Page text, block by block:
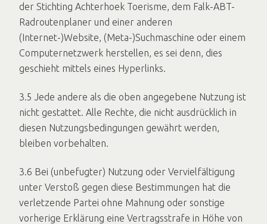
der Stichting Achterhoek Toerisme, dem Falk-ABT-
Radroutenplaner und einer anderen
(Internet-)Website, (Meta-)Suchmaschine oder einem
Computernetzwerk herstellen, es sei denn, dies
geschieht mittels eines Hyperlinks.
3.5 Jede andere als die oben angegebene Nutzung ist
nicht gestattet. Alle Rechte, die nicht ausdrücklich in
diesen Nutzungsbedingungen gewährt werden,
bleiben vorbehalten.
3.6 Bei (unbefugter) Nutzung oder Vervielfältigung
unter Verstoß gegen diese Bestimmungen hat die
verletzende Partei ohne Mahnung oder sonstige
vorherige Erklärung eine Vertragsstrafe in Höhe von